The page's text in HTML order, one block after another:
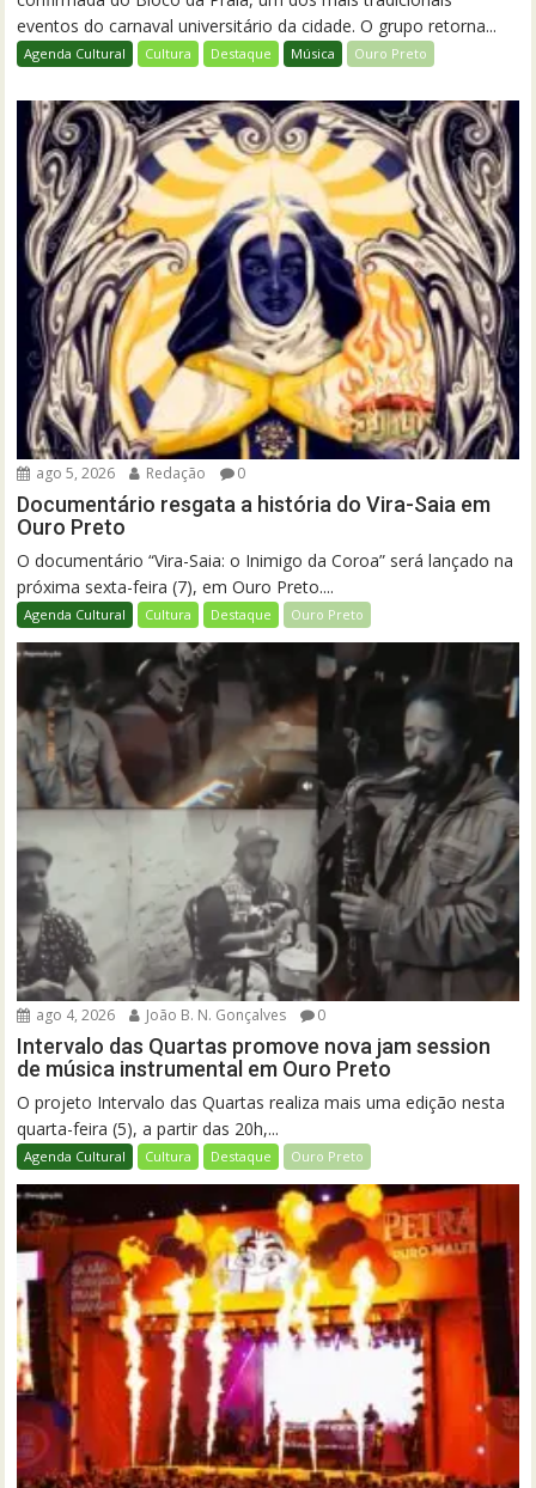
eventos do carnaval universitário da cidade. O grupo retorna...
Agenda Cultural Cultura Destaque Música Ouro Preto
ago 5, 2026 Redação 0
Documentário resgata a história do Vira-Saia em
Ouro Preto
O documentário “Vira-Saia: o Inimigo da Coroa” será lançado na
próxima sexta-feira (7), em Ouro Preto....
Agenda Cultural Cultura Destaque Ouro Preto
ago 4, 2026 João B. N. Gonçalves 0
Intervalo das Quartas promove nova jam session
de música instrumental em Ouro Preto
O projeto Intervalo das Quartas realiza mais uma edição nesta
quarta-feira (5), a partir das 20h,...
Agenda Cultural Cultura Destaque Ouro Preto